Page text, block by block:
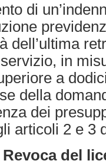
di
dell’ultima
in
a
della
dei
articoli 2 e 3
Revoca del